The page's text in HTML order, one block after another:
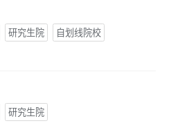
研究生院 自划线院校
研究生院